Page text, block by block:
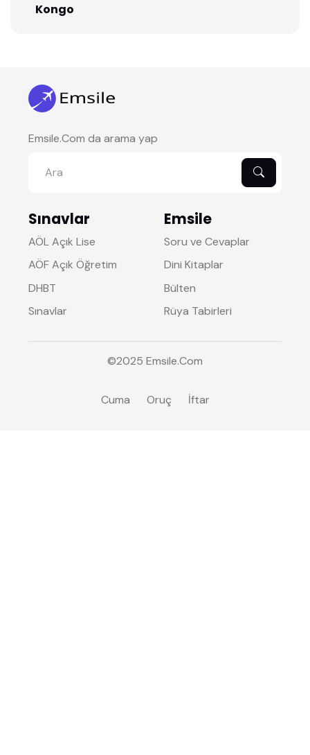
Kongo
Emsile.Com da arama yap
Sınavlar
AÖL Açık Lise
AÖF Açık Öğretim
DHBT
Sınavlar
Emsile
Soru ve Cevaplar
Dini Kitaplar
Bülten
Rüya Tabirleri
©2025 Emsile.Com
Cuma Oruç İftar